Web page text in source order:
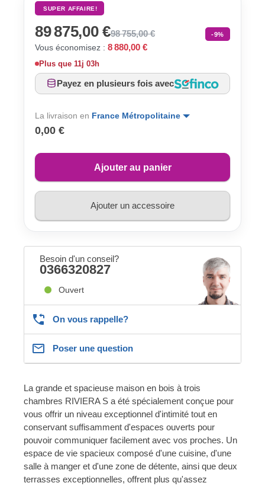
SUPER AFFAIRE!
89 875,00 €98 755,00 € -9%
Vous économisez : 8 880,00 €
Plus que 11j 03h
Payez en plusieurs fois avec
La livraison en France Métropolitaine
0,00 €
Ajouter au panier
Ajouter un accessoire
Besoin d'un conseil?
0366320827
Ouvert
On vous rappelle?
Poser une question
La grande et spacieuse maison en bois à trois
chambres RIVIERA S a été spécialement conçue pour
vous offrir un niveau exceptionnel d'intimité tout en
conservant suffisamment d'espaces ouverts pour
pouvoir communiquer facilement avec vos proches. Un
espace de vie spacieux composé d'une cuisine, d'une
salle à manger et d'une zone de détente, ainsi que deux
terrasses exceptionnelles, offrent plus qu'assez